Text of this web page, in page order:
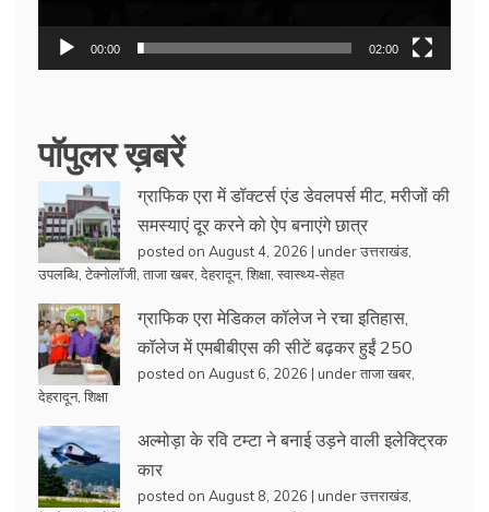
00:00 02:00
पॉपुलर ख़बरें
ग्राफिक एरा में डॉक्टर्स एंड डेवलपर्स मीट, मरीजों की
समस्याएं दूर करने को ऐप बनाएंगे छात्र
posted on August 4, 2026 | underउत्तराखंड
उपलब्धि टेक्नोलॉजी ताजा खबर देहरादून, शिक्षा स्वास्थ्य-सेहत
ग्राफिक एरा मेडिकल कॉलेज ने रचा इतिहास,
कॉलेज में एमबीबीएस की सीटें बढ़कर हुईं 250
posted on August 6, 2026 | underताजा खबर
देहरादून, शिक्षा
अल्मोड़ा के रवि टम्टा ने बनाई उड़ने वाली इलेक्ट्रिक
कार
posted on August 8, 2026 | underउत्तराखंड